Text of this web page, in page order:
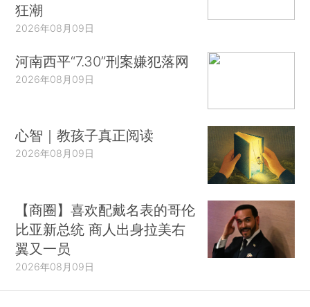
狂潮
2026年08月09日
河南西平“7.30”刑案嫌犯落网
2026年08月09日
心智｜教孩子真正阅读
2026年08月09日
【商圈】喜欢配戴名表的哥伦
比亚新总统 商人出身拉美右
翼又一员
2026年08月09日